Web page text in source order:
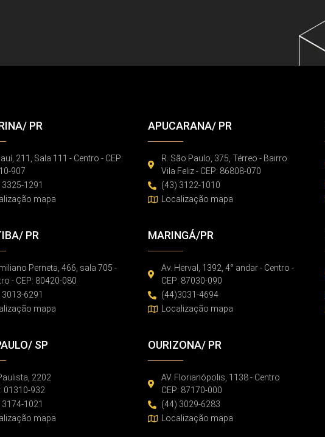
PR
211, Sala 111 - Centro - CEP:
907
1291
mapa
PR
Perneta, 466, sala 705 -
- CEP: 80420-080
6291
mapa
SP
2202
01310-932
1021
mapa
APUCARANA/ PR
R. São Paulo, 375, Térreo - Bairro
Vila Feliz - CEP: 86808-070
(43) 3122-1010
Localização mapa
MARINGÁ/PR
Av. Herval, 1392, 4° andar - Centro -
CEP: 87030-090
(44)3031-4694
Localização mapa
OURIZONA/ PR
AV. Florianópolis, 1138 - Centro
CEP: 87170-000
(44) 3029-6283
Localização mapa